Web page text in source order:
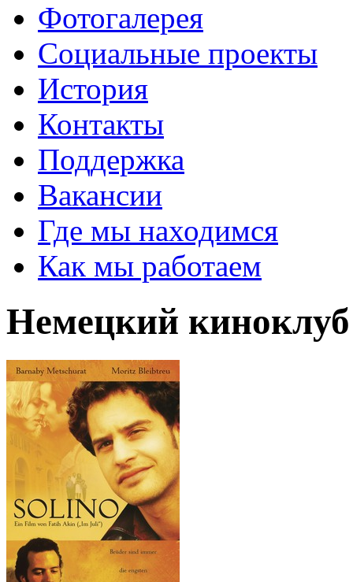
Фотогалерея
Социальные проекты
История
Контакты
Поддержка
Вакансии
Где мы находимся
Как мы работаем
Немецкий